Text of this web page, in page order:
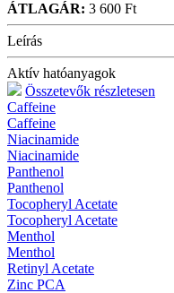
ÁTLAGÁR: 3 600 Ft
Leírás
Aktív hatóanyagok
Összetevők részletesen
Caffeine
Caffeine
Niacinamide
Niacinamide
Panthenol
Panthenol
Tocopheryl Acetate
Tocopheryl Acetate
Menthol
Menthol
Retinyl Acetate
Zinc PCA